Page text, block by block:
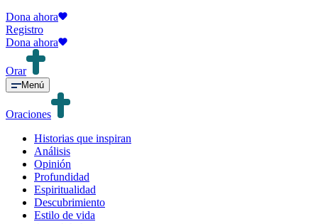
Dona ahora
Registro
Dona ahora
Orar
Menú
Oraciones
Historias que inspiran
Análisis
Opinión
Profundidad
Espiritualidad
Descubrimiento
Estilo de vida